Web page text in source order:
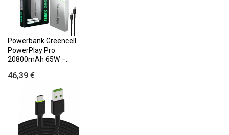
Powerbank Greencell
PowerPlay Pro
20800mAh 65W –..
46,39 €